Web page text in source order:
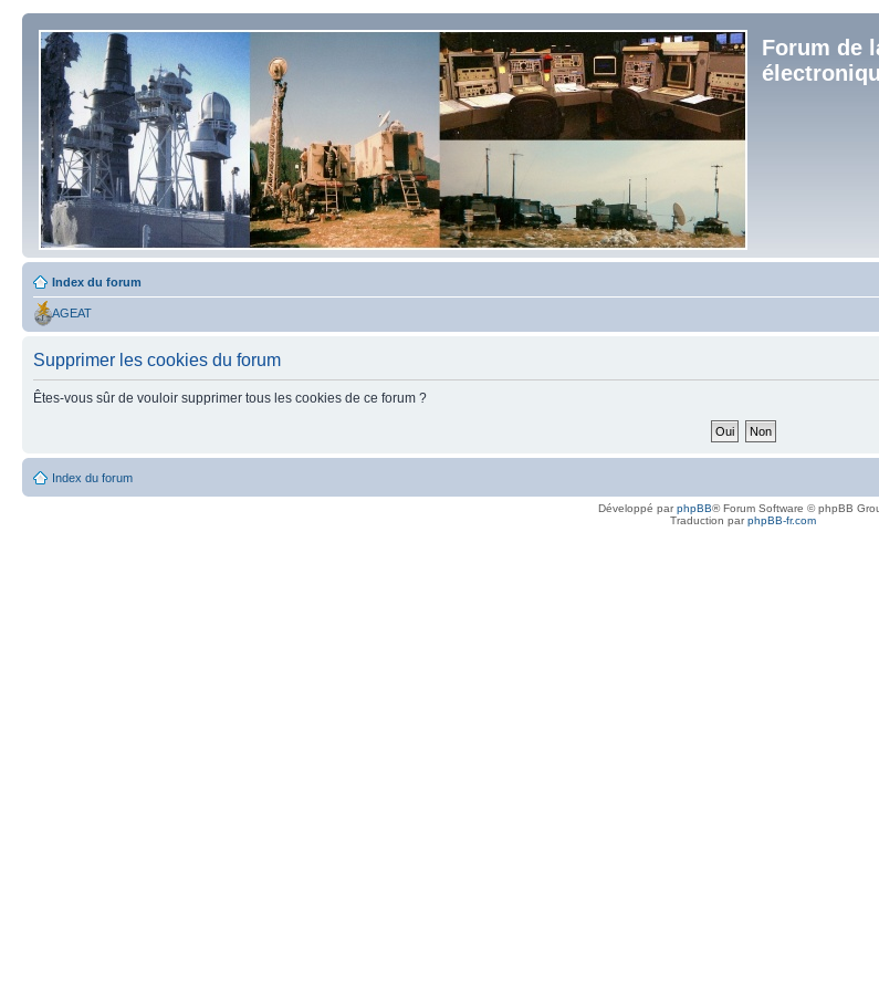
Forum de
Index du forum
AGEAT
Supprimer les cookies du forum
Êtes-vous sûr de vouloir supprimer tous les cookies de ce forum ?
Index du forum
Développé parphpBB® Forum Software © phpBB
Traduction parphpBB-fr.com